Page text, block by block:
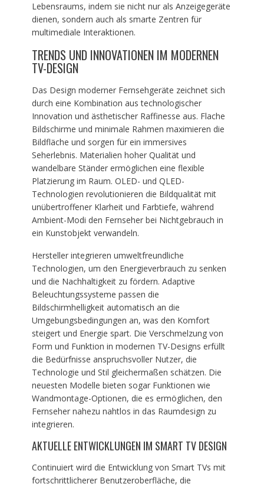
Lebensraums, indem sie nicht nur als Anzeigegeräte
dienen, sondern auch als smarte Zentren für
multimediale Interaktionen.
TRENDS UND INNOVATIONEN IM MODERNEN
TV-DESIGN
Das Design moderner Fernsehgeräte zeichnet sich
durch eine Kombination aus technologischer
Innovation und ästhetischer Raffinesse aus. Flache
Bildschirme und minimale Rahmen maximieren die
Bildfläche und sorgen für ein immersives
Seherlebnis. Materialien hoher Qualität und
wandelbare Ständer ermöglichen eine flexible
Platzierung im Raum. OLED- und QLED-
Technologien revolutionieren die Bildqualität mit
unübertroffener Klarheit und Farbtiefe, während
Ambient-Modi den Fernseher bei Nichtgebrauch in
ein Kunstobjekt verwandeln.
Hersteller integrieren umweltfreundliche
Technologien, um den Energieverbrauch zu senken
und die Nachhaltigkeit zu fördern. Adaptive
Beleuchtungssysteme passen die
Bildschirmhelligkeit automatisch an die
Umgebungsbedingungen an, was den Komfort
steigert und Energie spart. Die Verschmelzung von
Form und Funktion in modernen TV-Designs erfüllt
die Bedürfnisse anspruchsvoller Nutzer, die
Technologie und Stil gleichermaßen schätzen. Die
neuesten Modelle bieten sogar Funktionen wie
Wandmontage-Optionen, die es ermöglichen, den
Fernseher nahezu nahtlos in das Raumdesign zu
integrieren.
AKTUELLE ENTWICKLUNGEN IM SMART TV DESIGN
Continuiert wird die Entwicklung von Smart TVs mit
fortschrittlicherer Benutzeroberfläche, die